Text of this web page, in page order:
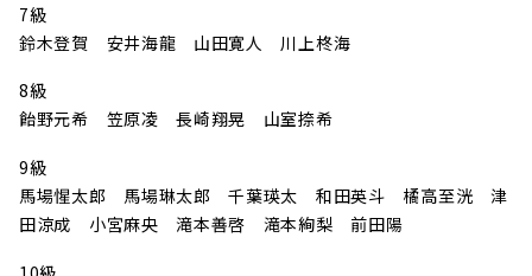
7級
鈴木登賀 安井海龍 山田寛人 川上柊海
8級
飴野元希 笠原凌 長崎翔晃 山室捺希
9級
馬場惺太郎 馬場琳太郎 千葉瑛太 和田英斗 橘高至洸 津
田涼成 小宮麻央 滝本善啓 滝本絢梨 前田陽